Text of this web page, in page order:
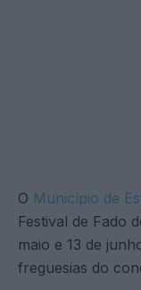
O Município de
Festival de Fado
maio e 13 de
freguesias do